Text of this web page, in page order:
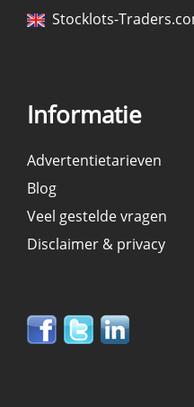
Stocklots-
Informatie
Advertentietarieven
Blog
Veel gestelde vragen
Disclaimer & privacy